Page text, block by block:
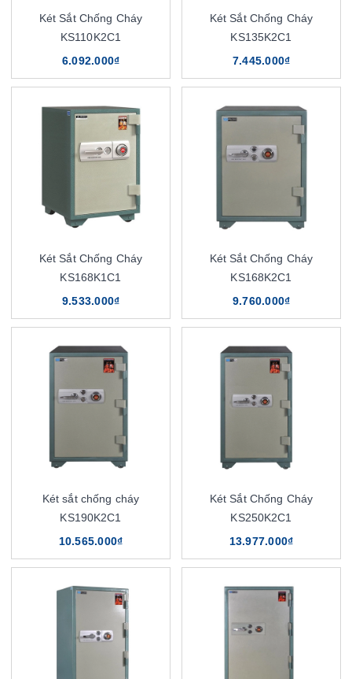
Két Sắt Chống Cháy
KS110K2C1
6.092.000₫
Két Sắt Chống Cháy
KS135K2C1
7.445.000₫
Két Sắt Chống Cháy
KS168K1C1
9.533.000₫
Két Sắt Chống Cháy
KS168K2C1
9.760.000₫
Két sắt chống cháy
KS190K2C1
10.565.000₫
Két Sắt Chống Cháy
KS250K2C1
13.977.000₫